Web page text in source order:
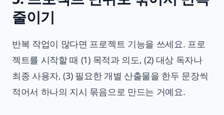
줄이기
반복 작업이 많다면 프로젝트 기능을 쓰세요. 프로
젝트를 시작할 때 (1) 목적과 의도, (2) 대상 독자나
최종 사용자, (3) 필요한 개별 산출물을 한두 문장씩
적어서 하나의 지시 묶음으로 만드는 거예요.